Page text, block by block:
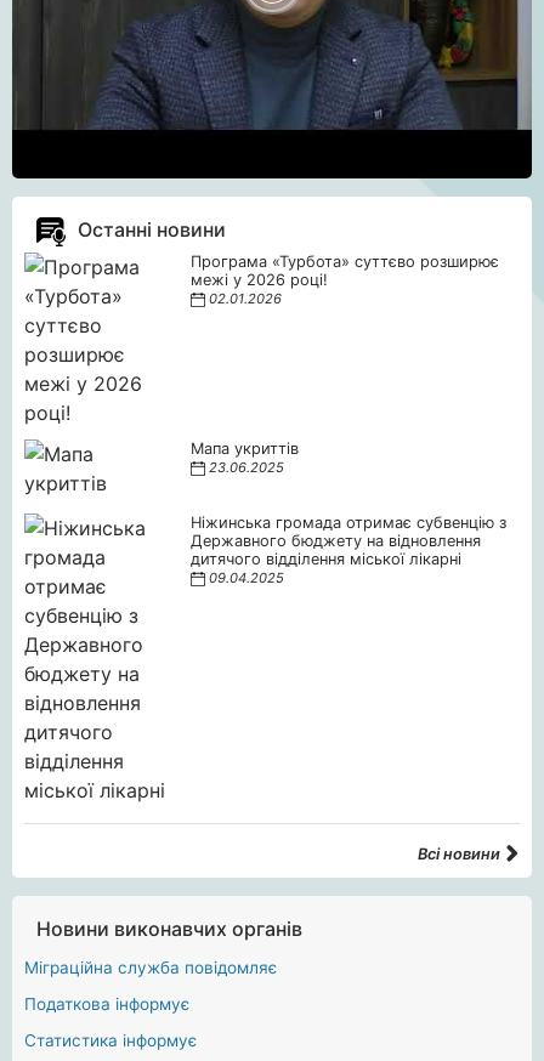
Останні новини
Програма «Турбота» суттєво розширює
межі у 2026 році!
02.01.2026
Мапа укриттів
23.06.2025
Ніжинська громада отримає субвенцію з
Державного бюджету на відновлення
дитячого відділення міської лікарні
09.04.2025
Всі новини
Новини виконавчих органів
Міграційна служба повідомляє
Податкова інформує
Статистика інформує